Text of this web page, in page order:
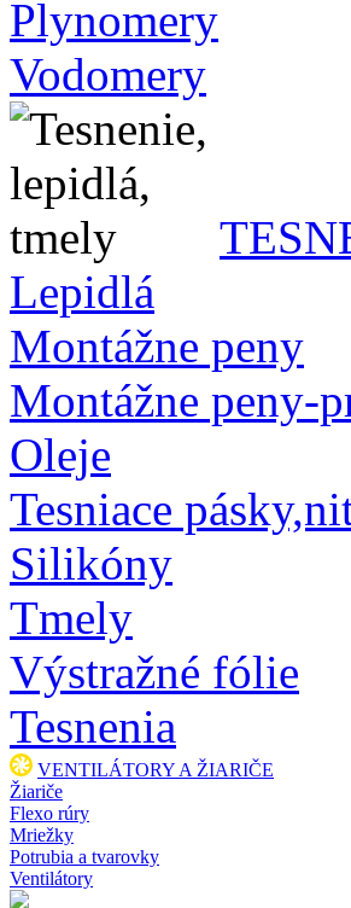
Plynomery
Vodomery
Lepidlá
Montážne peny
Montážne peny-
Oleje
Tesniace
Silikóny
Tmely
Výstražné fólie
Tesnenia
VENTILÁTORY A ŽIARIČE
Žiariče
Flexo rúry
Mriežky
Potrubia a tvarovky
Ventilátory